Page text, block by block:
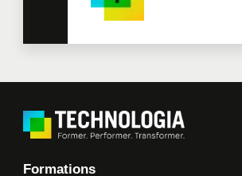
Formations